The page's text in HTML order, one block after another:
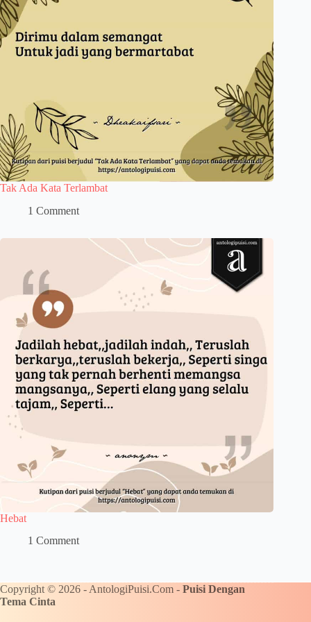
Tak Ada Kata Terlambat
1 Comment
Hebat
1 Comment
Copyright © 2026 - AntologiPuisi.Com - Puisi Dengan
Tema Cinta